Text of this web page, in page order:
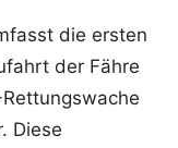
die ersten
der Fähre
Diese